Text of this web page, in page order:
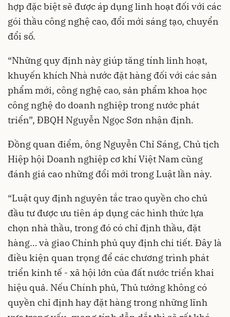
hợp đặc biệt sẽ được áp dụng linh hoạt đối với các
gói thầu công nghệ cao, đổi mới sáng tạo, chuyển
đổi số.
“Những quy định này giúp tăng tính linh hoạt,
khuyến khích Nhà nước đặt hàng đối với các sản
phẩm mới, công nghệ cao, sản phẩm khoa học
công nghệ do doanh nghiệp trong nước phát
triển”, ĐBQH Nguyễn Ngọc Sơn nhận định.
Đồng quan điểm, ông Nguyễn Chỉ Sáng, Chủ tịch
Hiệp hội Doanh nghiệp cơ khí Việt Nam cũng
đánh giá cao những đổi mới trong Luật lần này.
“Luật quy định nguyên tắc trao quyền cho chủ
đầu tư được ưu tiên áp dụng các hình thức lựa
chọn nhà thầu, trong đó có chỉ định thầu, đặt
hàng… và giao Chính phủ quy định chi tiết. Đây là
điều kiện quan trọng để các chương trình phát
triển kinh tế - xã hội lớn của đất nước triển khai
hiệu quả. Nếu Chính phủ, Thủ tướng không có
quyền chỉ định hay đặt hàng trong những lĩnh